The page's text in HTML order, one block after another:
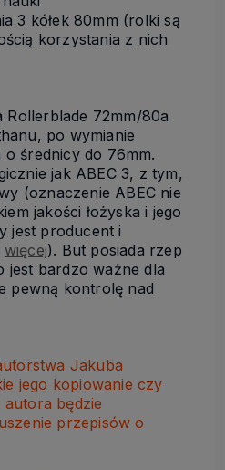
3 kółek 80mm (rolki są
korzystania z nich
Rollerblade 72mm/80a
po wymianie
o średnicy do 76mm.
jak ABEC 3, z tym,
(oznaczenie ABEC nie
jakości łożyska i jego
jest producent i
więcej). But posiada rzep
jest bardzo ważne dla
pewną kontrolę nad
Jakuba
jego kopiowanie czy
będzie
przepisów o